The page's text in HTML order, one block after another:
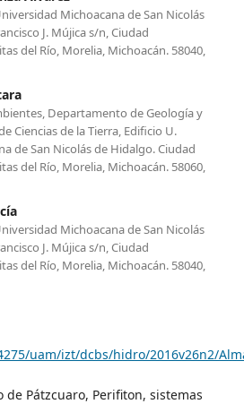
Michoacana de San Nicolás
J. Mújica s/n, Ciudad
del Río, Morelia, Michoacán. 58040,
Departamento de Geología y
Ciencias de la Tierra, Edificio U.
de San Nicolás de Hidalgo. Ciudad
del Río, Morelia, Michoacán. 58060,
Michoacana de San Nicolás
J. Mújica s/n, Ciudad
del Río, Morelia, Michoacán. 58040,
uam/izt/dcbs/hidro/2016v26n2/
de Pátzcuaro, Perifiton, sistemas